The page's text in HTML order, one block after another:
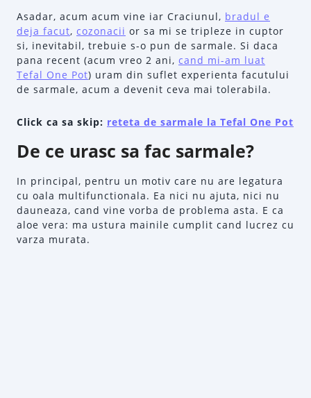
Asadar, acum acum vine iar Craciunul, bradul e
deja facut, cozonacii or sa mi se tripleze in cuptor
si, inevitabil, trebuie s-o pun de sarmale. Si daca
pana recent (acum vreo 2 ani, cand mi-am luat
Tefal One Pot) uram din suflet experienta facutului
de sarmale, acum a devenit ceva mai tolerabila.
Click ca sa skip: reteta de sarmale la Tefal One Pot
De ce urasc sa fac sarmale?
In principal, pentru un motiv care nu are legatura
cu oala multifunctionala. Ea nici nu ajuta, nici nu
dauneaza, cand vine vorba de problema asta. E ca
aloe vera: ma ustura mainile cumplit cand lucrez cu
varza murata.